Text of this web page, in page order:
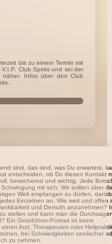
bis zu einem Termin mit
Club Spirits und sei der
näher. Infos über den Club
sind, das sind, was Du erwartest,
entscheiden, ob Du diesen Kontakt
bereichernd und wichtig. Jede
mit sich. Wir sollten über
Welt empfangen zu dürfen,
Einzelnen an. Wie weit und offen
und Demuth anzunehmen?
stellen und kann man die
Ein Geistführer-Portrait ist keine
Arzt, Therapeuten oder
bei Schwierigkeiten seelischer
zu nehmen.